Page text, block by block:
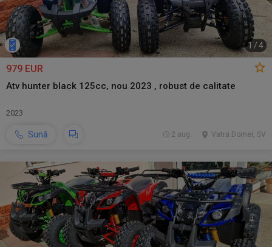
1 /4
979 EUR
Atv hunter black 125cc, nou 2023 , robust de calitate
2023
Sună Vatra Dornei, SV
2 aug.